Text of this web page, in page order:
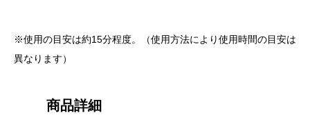
※使用の目安は約15分程度。（使用方法により使用時間の目安は
異なります）
商品詳細